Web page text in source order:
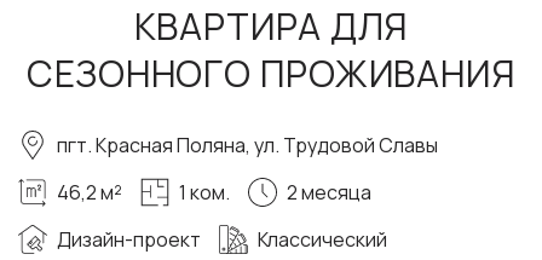
КВАРТИРА ДЛЯ
СЕЗОННОГО ПРОЖИВАНИЯ
пгт. Красная Поляна, ул. Трудовой Славы
46,2 м²
1 ком.
2 месяца
Дизайн-проект
Классический